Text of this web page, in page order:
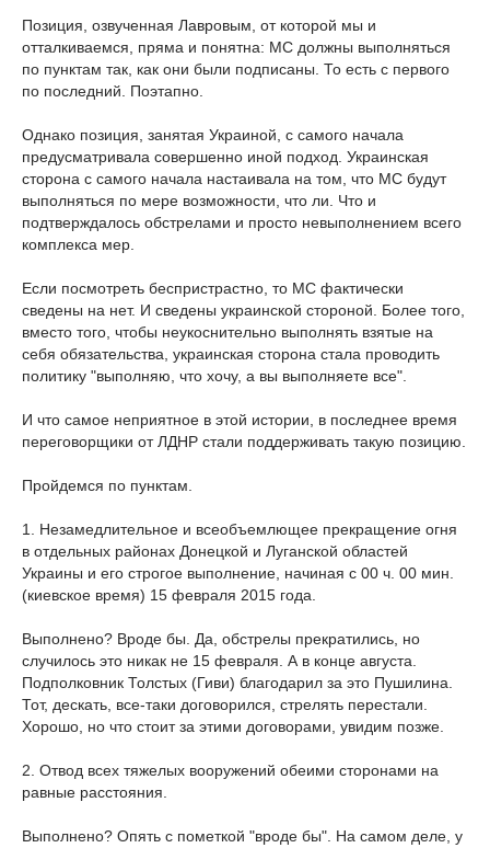
Позиция, озвученная Лавровым, от которой мы и
отталкиваемся, пряма и понятна: МС должны выполняться
по пунктам так, как они были подписаны. То есть с первого
по последний. Поэтапно.
Однако позиция, занятая Украиной, с самого начала
предусматривала совершенно иной подход. Украинская
сторона с самого начала настаивала на том, что МС будут
выполняться по мере возможности, что ли. Что и
подтверждалось обстрелами и просто невыполнением всего
комплекса мер.
Если посмотреть беспристрастно, то МС фактически
сведены на нет. И сведены украинской стороной. Более того,
вместо того, чтобы неукоснительно выполнять взятые на
себя обязательства, украинская сторона стала проводить
политику "выполняю, что хочу, а вы выполняете все".
И что самое неприятное в этой истории, в последнее время
переговорщики от ЛДНР стали поддерживать такую позицию.
Пройдемся по пунктам.
1. Незамедлительное и всеобъемлющее прекращение огня
в отдельных районах Донецкой и Луганской областей
Украины и его строгое выполнение, начиная с 00 ч. 00 мин.
(киевское время) 15 февраля 2015 года.
Выполнено? Вроде бы. Да, обстрелы прекратились, но
случилось это никак не 15 февраля. А в конце августа.
Подполковник Толстых (Гиви) благодарил за это Пушилина.
Тот, дескать, все-таки договорился, стрелять перестали.
Хорошо, но что стоит за этими договорами, увидим позже.
2. Отвод всех тяжелых вооружений обеими сторонами на
равные расстояния.
Выполнено? Опять с пометкой "вроде бы". На самом деле, у